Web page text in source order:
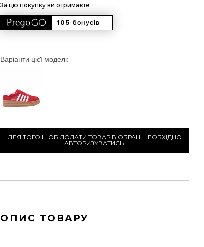
За цю покупку ви отримаєте
105 бонусів
Варіанти цієї моделі:
ДЛЯ ТОГО ЩОБ ДОДАТИ ТОВАР В ОБРАНІ НЕОБХІДНО
АВТОРИЗУВАТИСЬ.
ОПИС ТОВАРУ